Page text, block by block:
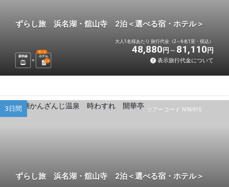
ずらし旅 浜名湖・舘山寺 2泊＜選べる宿・ホテル＞
新幹線 ホテル
選べる
2泊
大人1名様あたり 旅行代金（2～6名1室・税込）
48,880 円 81,110 円
表示旅行代金について
ツアーコード N96915
3日間
ずらし旅 浜名湖・舘山寺 2泊＜選べる宿・ホテル＞